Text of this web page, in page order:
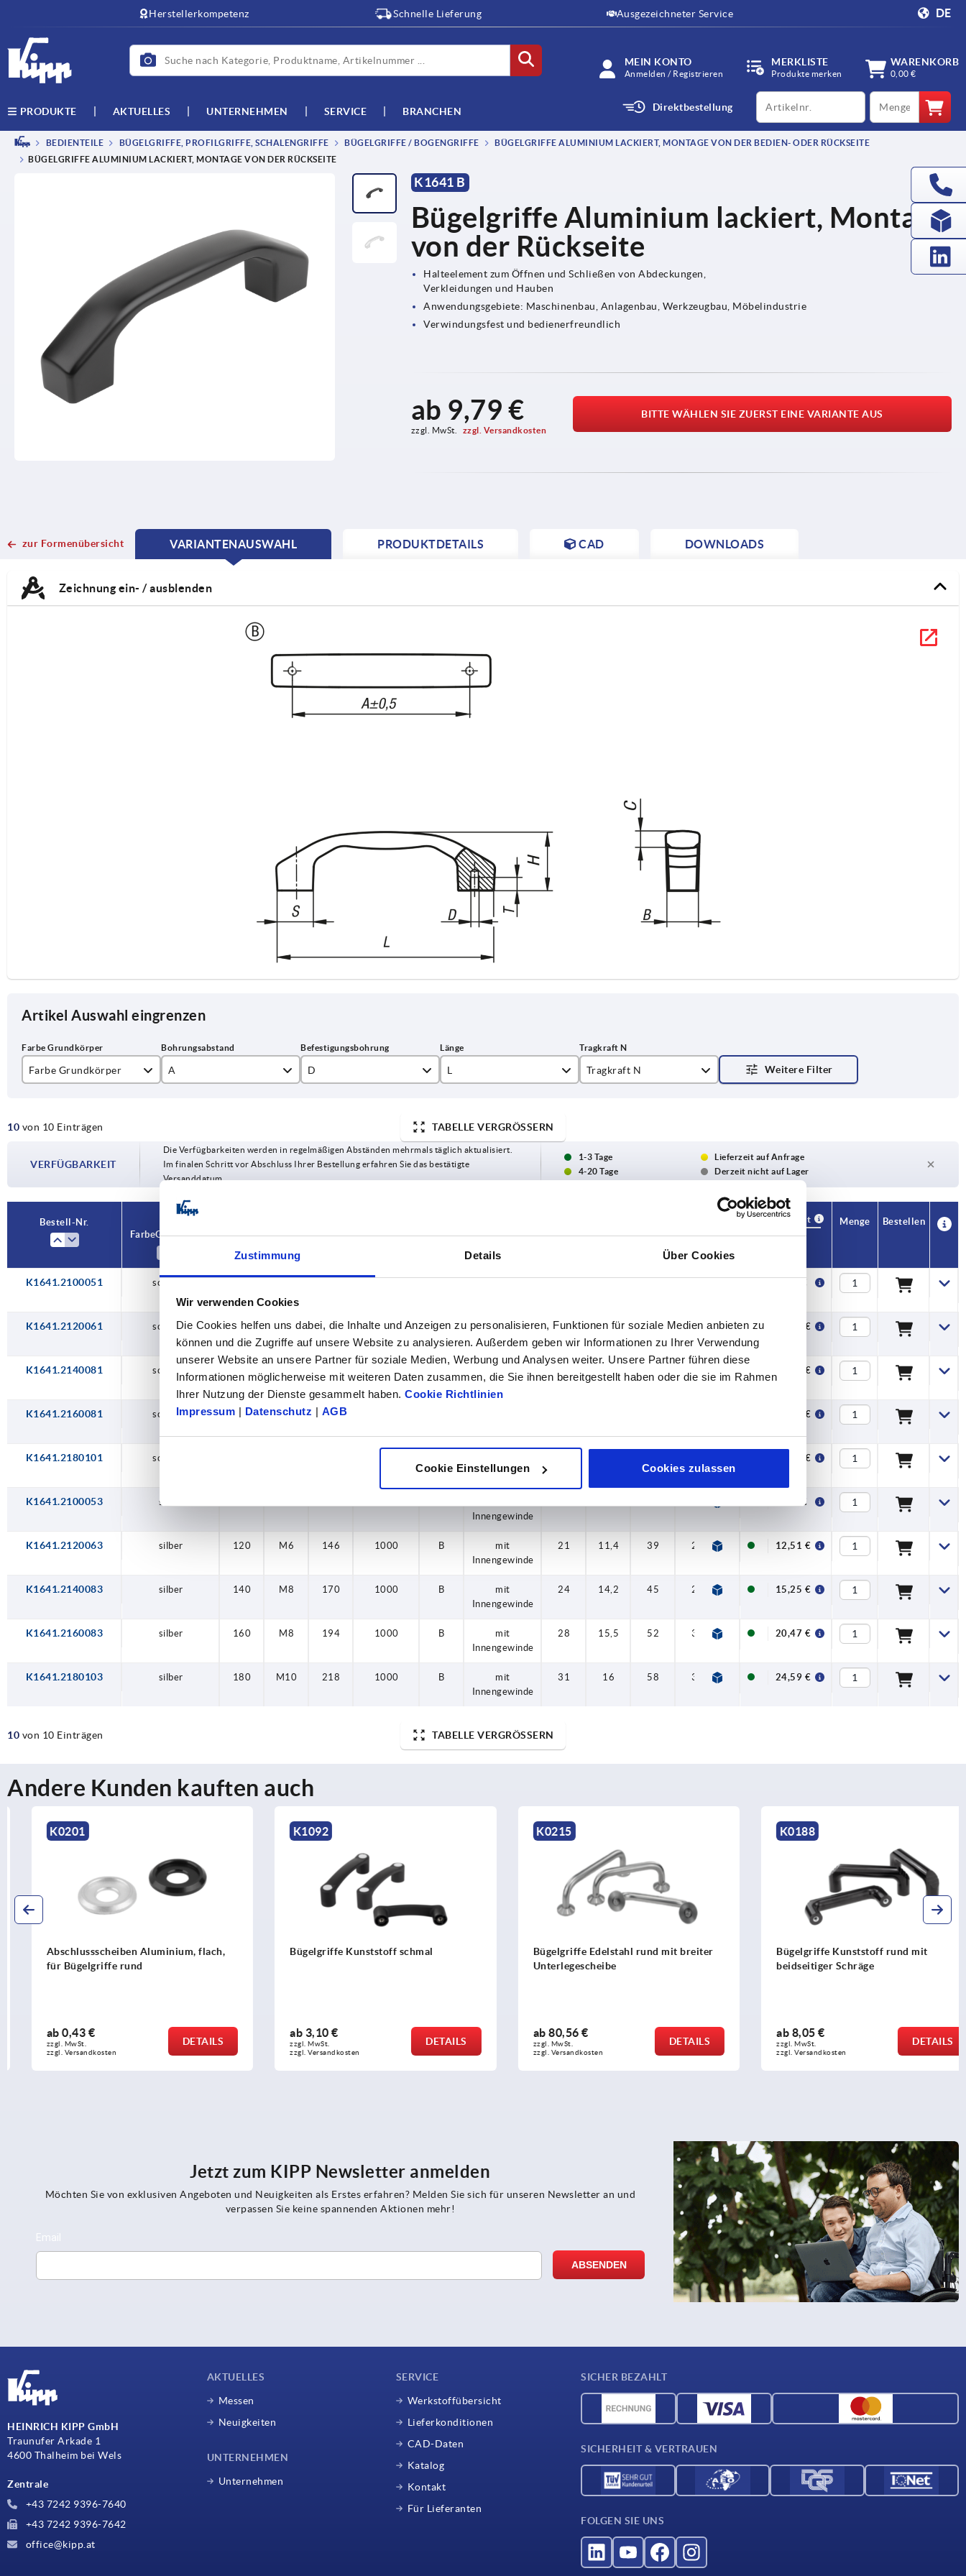
Zustimmung Details Über Cookies
Wir verwenden Cookies
Die Cookies helfen uns dabei, die Inhalte und Anzeigen zu personalisieren, Funktionen für soziale Medien anbieten zu
können und die Zugriffe auf unsere Website zu analysieren. Außerdem geben wir Informationen zu Ihrer Verwendung
unserer Website an unsere Partner für soziale Medien, Werbung und Analysen weiter. Unsere Partner führen diese
Informationen möglicherweise mit weiteren Daten zusammen, die Sie ihnen bereitgestellt haben oder die sie im Rahmen
Ihrer Nutzung der Dienste gesammelt haben. Cookie Richtlinien
Impressum | Datenschutz | AGB
Cookie Einstellungen Cookies zulassen
Herstellerkompetenz Schnelle Lieferung Ausgezeichneter Service DE
MEIN KONTO
Anmelden / Registrieren
MERKLISTE
Produkte merken
WARENKORB
0,00 €
PRODUKTE AKTUELLES UNTERNEHMEN SERVICE BRANCHEN Direktbestellung
productCode qty
BEDIENTEILE BÜGELGRIFFE, PROFILGRIFFE, SCHALENGRIFFE BÜGELGRIFFE / BOGENGRIFFE
BÜGELGRIFFE ALUMINIUM LACKIERT, MONTAGE VON DER BEDIEN- ODER RÜCKSEITE
BÜGELGRIFFE ALUMINIUM LACKIERT, MONTAGE VON DER RÜCKSEITE
K1641 B
Bügelgriffe Aluminium lackiert, Montage
von der Rückseite
Halteelement zum Öffnen und Schließen von Abdeckungen,
Verkleidungen und Hauben
Anwendungsgebiete: Maschinenbau, Anlagenbau, Werkzeugbau, Möbelindustrie
Verwindungsfest und bedienerfreundlich
ab 9,79 €
zzgl. MwSt. zzgl. Versandkosten
BITTE WÄHLEN SIE ZUERST EINE VARIANTE AUS
zur Formenübersicht
VARIANTENAUSWAHL
CURRENT
CURRENT
PRODUKTDETAILS CAD DOWNLOADS
Zeichnung ein- / ausblenden
Artikel Auswahl eingrenzen
Farbe Grundkörper
silber
A
140
180
D
M8
L
146
170
Tragkraft N
10 von 10 Einträgen TABELLE VERGRÖSSERN
VERFÜGBARKEIT
Die Verfügbarkeiten werden in regelmäßigen Abständen mehrmals täglich aktualisiert.
Im finalen Schritt vor Abschluss Ihrer Bestellung erfahren Sie das bestätigte
Versanddatum.
1-3 Tage
Lieferzeit auf Anfrage
4-20 Tage
Derzeit nicht auf Lager
Bestell-Nr.
Farbe Grundkörper
A D L Tragkraft N Form Form-Typ B C H S T
Verfügbarkeit
Preis
Menge Bestellen
K1641.2100051 schwarz 9,79 €
K1641.2120061 schwarz 120 M6 146 1000 B
mit
Innengewinde
21 11,4 39 24 9 12,51 €
K1641.2140081 schwarz
Innengewinde
15,25 €
K1641.2160081 schwarz 160 M8 194 20,47 €
K1641.2180101 schwarz
Innengewinde
24,59 €
K1641.2100053 silber
Innengewinde
9,79 €
K1641.2120063 silber 120 M6 146 1000 B
mit
Innengewinde
21 11,4 39 24 12,51 €
K1641.2140083 silber 140 M8 170 1000 B
mit
Innengewinde
24 14,2 45 28 12 15,25 €
K1641.2160083 silber 160 M8 194 1000 B
mit
Innengewinde
28 15,5 52 32 12 20,47 €
K1641.2180103 silber 180 M10 218 1000 B
mit
Innengewinde
31 16 58 36 15 24,59 €
10 von 10 Einträgen TABELLE VERGRÖSSERN
Andere Kunden kauften auch
K0201
Abschlussscheiben Aluminium, flach,
für Bügelgriffe rund
0,43 €
zzgl. MwSt.
zzgl. Versandkosten
DETAILS
K1092
Bügelgriffe Kunststoff schmal
3,10 €
zzgl. MwSt.
zzgl. Versandkosten
DETAILS
K0215
Bügelgriffe Edelstahl rund mit breiter
Unterlegescheibe
80,56 €
zzgl. MwSt.
zzgl. Versandkosten
DETAILS
K0188
Bügelgriffe Kunststoff rund mit
beidseitiger Schräge
8,05 €
zzgl. MwSt.
zzgl. Versandkosten
DETAILS
Jetzt zum KIPP Newsletter anmelden
Möchten Sie von exklusiven Angeboten und Neuigkeiten als Erstes erfahren? Melden Sie sich für unseren Newsletter an und
verpassen Sie keine spannenden Aktionen mehr!
HEINRICH KIPP GmbH
Traunufer Arkade 1
4600 Thalheim bei Wels
Zentrale
+43 7242 9396-7640
+43 7242 9396-7642
office@kipp.at
AKTUELLES
Messen
Neuigkeiten
UNTERNEHMEN
Unternehmen
SERVICE
Werkstoffübersicht
Lieferkonditionen
CAD-Daten
Katalog
Kontakt
Für Lieferanten
SICHER BEZAHLT
SICHERHEIT & VERTRAUEN
FOLGEN SIE UNS